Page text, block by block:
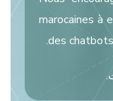
marocaines à
des
.